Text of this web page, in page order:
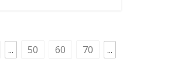
... 50 60 70
...